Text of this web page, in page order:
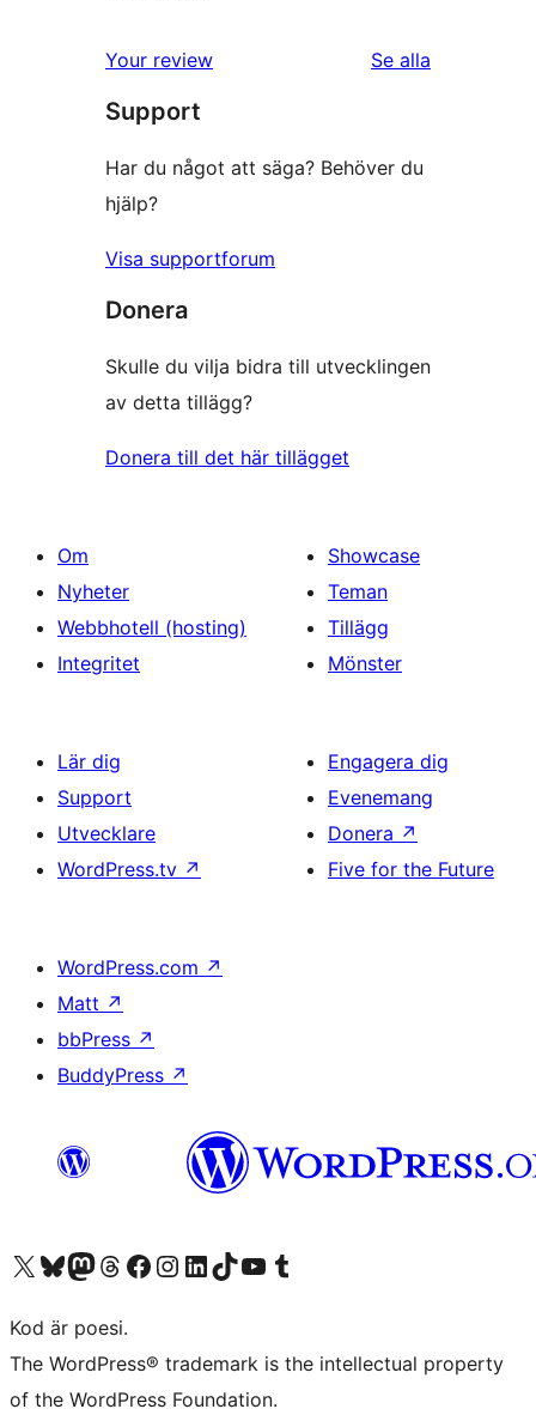
Your review Se alla
Support
Har du något att säga? Behöver du
hjälp?
Visa supportforum
Donera
Skulle du vilja bidra till utvecklingen
av detta tillägg?
Donera till det här tillägget
Om
Nyheter
Webbhotell (hosting)
Integritet
Showcase
Teman
Tillägg
Mönster
Lär dig
Support
Utvecklare
WordPress.tv ↗
Engagera dig
Evenemang
Donera ↗
Five for the Future
WordPress.com ↗
Matt ↗
bbPress ↗
BuddyPress ↗
Besök vår X-konto (f.d. Twitter)
Besök vårt Bluesky-konto
Besök vårt Mastodon-konto
Besök vårt Thread-konto
Besök vår Facebook-sidaBesök vårt Instagram-konto
Besök vårt LinkedIn-konto
Besök vårt TikTok-konto
Besök vår YouTube-kanalBesök vårt Tumblr-konto
Kod är poesi.
The WordPress® trademark is the intellectual property
of the WordPress Foundation.